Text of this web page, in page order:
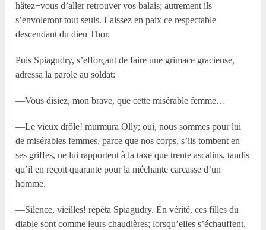
hâtez−vous d’aller retrouver vos balais; autrement ils
s’envoleront tout seuls. Laissez en paix ce respectable
descendant du dieu Thor.
Puis Spiagudry, s’efforçant de faire une grimace gracieuse,
adressa la parole au soldat:
—Vous disiez, mon brave, que cette misérable femme…
—Le vieux drôle! murmura Olly; oui, nous sommes pour lui
de misérables femmes, parce que nos corps, s’ils tombent en
ses griffes, ne lui rapportent à la taxe que trente ascalins, tandis
qu’il en reçoit quarante pour la méchante carcasse d’un
homme.
—Silence, vieilles! répéta Spiagudry. En vérité, ces filles du
diable sont comme leurs chaudières; lorsqu’elles s’échauffent,